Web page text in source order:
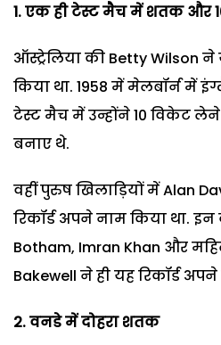
1. एक ही टेस्ट मैच में शतक और
ऑस्ट्रेलिया की Betty Wilson ने
किया था. 1958 में मेलबॉर्न में
टेस्ट मैच में उन्होंने 10 विकेट
बनाए थे.
वहीं पुरुष खिलाड़ियों में Alan
रिकॉर्ड अपने नाम किया था.
Botham, Imran Khan और
Bakewell ने ही यह रिकॉर्ड
2. वनडे में दोहरा शतक